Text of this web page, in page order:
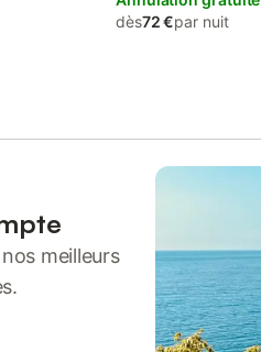
dès72 €par nuit
meilleurs